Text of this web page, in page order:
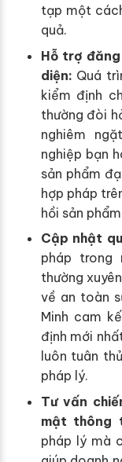
tạp một
quả.
Hỗ trợ
diện: Quá
kiểm định
thường đòi
nghiêm
nghiệp bạn
sản phẩm
hợp pháp
hồi sản
Cập nhật
pháp trong
thường
về an toàn
Minh cam
định mới
luôn tuân
pháp lý.
Tư vấn
mật thông
pháp lý mà